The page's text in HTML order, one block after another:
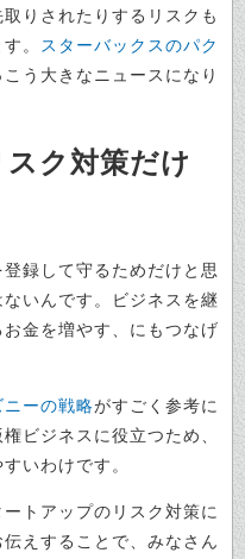
りされたりするリスクも
。
スターバックスのパク
こう大きなニュースになり
ク対策だけ
録して守るためだけと思
いんです。ビジネスを継
金を増やす、にもつなげ
ニーの戦略がすごく参考に
ビジネスに役立つため、
いわけです。
トアップのリスク対策に
えすることで、みなさん